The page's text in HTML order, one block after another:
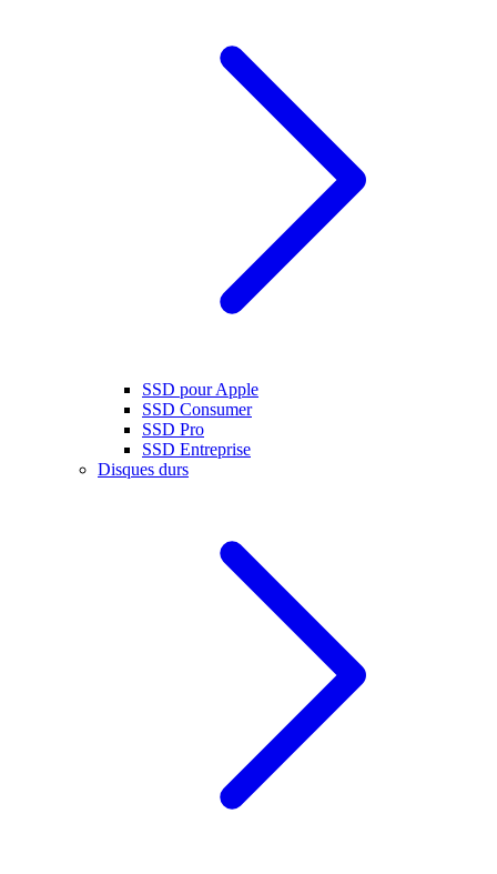
SSD pour Apple
SSD Consumer
SSD Pro
SSD Entreprise
Disques durs